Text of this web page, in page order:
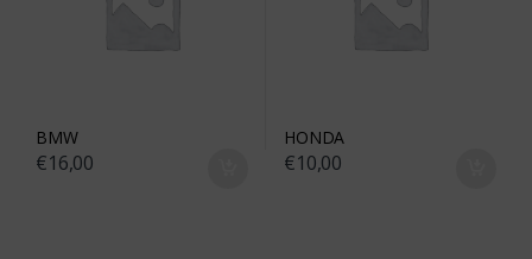
BMW
€16,00
HONDA
€10,00